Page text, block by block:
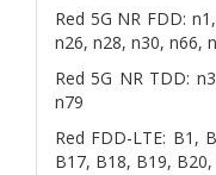
Red 5G NR FDD:
n26, n28, n30, n66,
Red 5G NR TDD:
n79
Red FDD-LTE: B1,
B17, B18, B19,